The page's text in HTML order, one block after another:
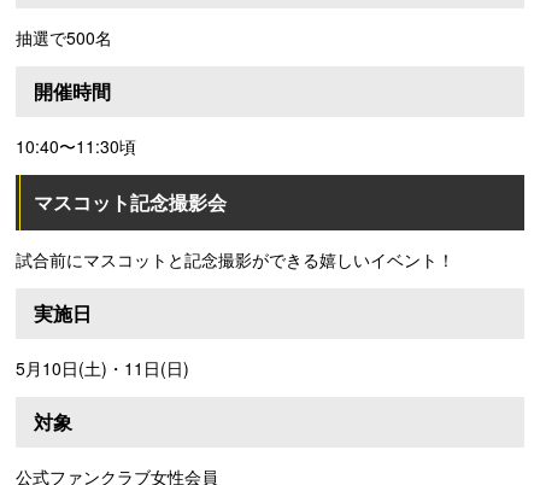
抽選で500名
開催時間
10:40〜11:30頃
マスコット記念撮影会
試合前にマスコットと記念撮影ができる嬉しいイベント！
実施日
5月10日(土)・11日(日)
対象
公式ファンクラブ女性会員